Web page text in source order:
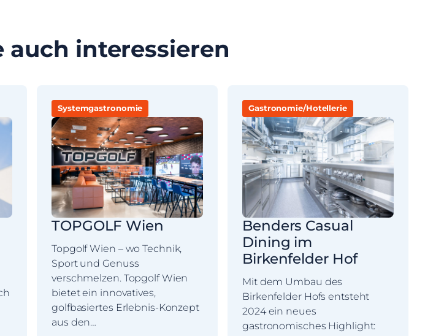
auch interessieren
Systemgastronomie
TOPGOLF Wien
Topgolf Wien – wo Technik,
Sport und Genuss
verschmelzen. Topgolf Wien
bietet ein innovatives,
golfbasiertes Erlebnis-Konzept
aus den…
Gastronomie/Hotellerie
Benders Casual
Dining im
Birkenfelder Hof
Mit dem Umbau des
Birkenfelder Hofs entsteht
2024 ein neues
gastronomisches Highlight: